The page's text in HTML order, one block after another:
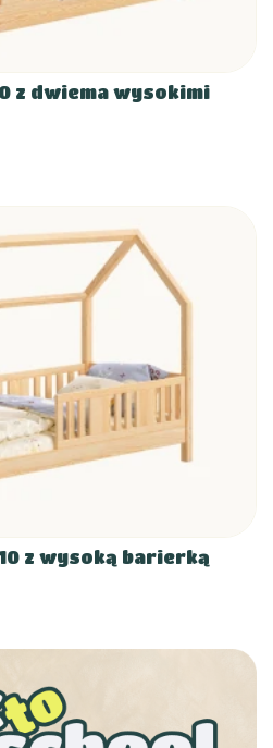
z dwiema wysokimi
z wysoką barierką